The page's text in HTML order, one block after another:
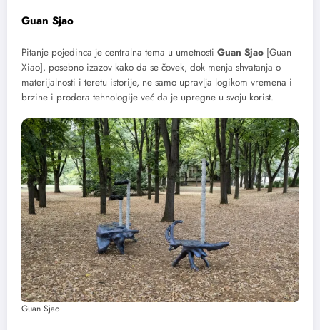
Guan Sjao
Pitanje pojedinca je centralna tema u umetnosti Guan Sjao [Guan
Xiao], posebno izazov kako da se čovek, dok menja shvatanja o
materijalnosti i teretu istorije, ne samo upravlja logikom vremena i
brzine i prodora tehnologije već da je upregne u svoju korist.
Guan Sjao